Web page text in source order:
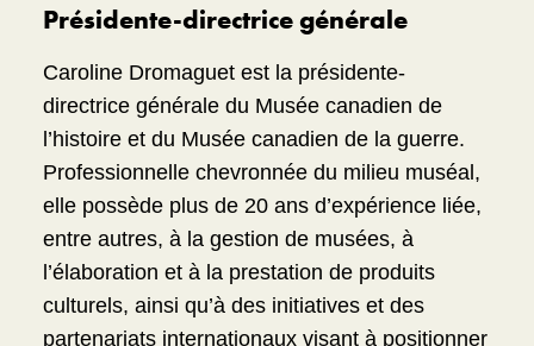
Présidente-directrice générale
Caroline Dromaguet est la présidente-
directrice générale du Musée canadien de
l’histoire et du Musée canadien de la guerre.
Professionnelle chevronnée du milieu muséal,
elle possède plus de 20 ans d’expérience liée,
entre autres, à la gestion de musées, à
l’élaboration et à la prestation de produits
culturels, ainsi qu’à des initiatives et des
partenariats internationaux visant à positionner